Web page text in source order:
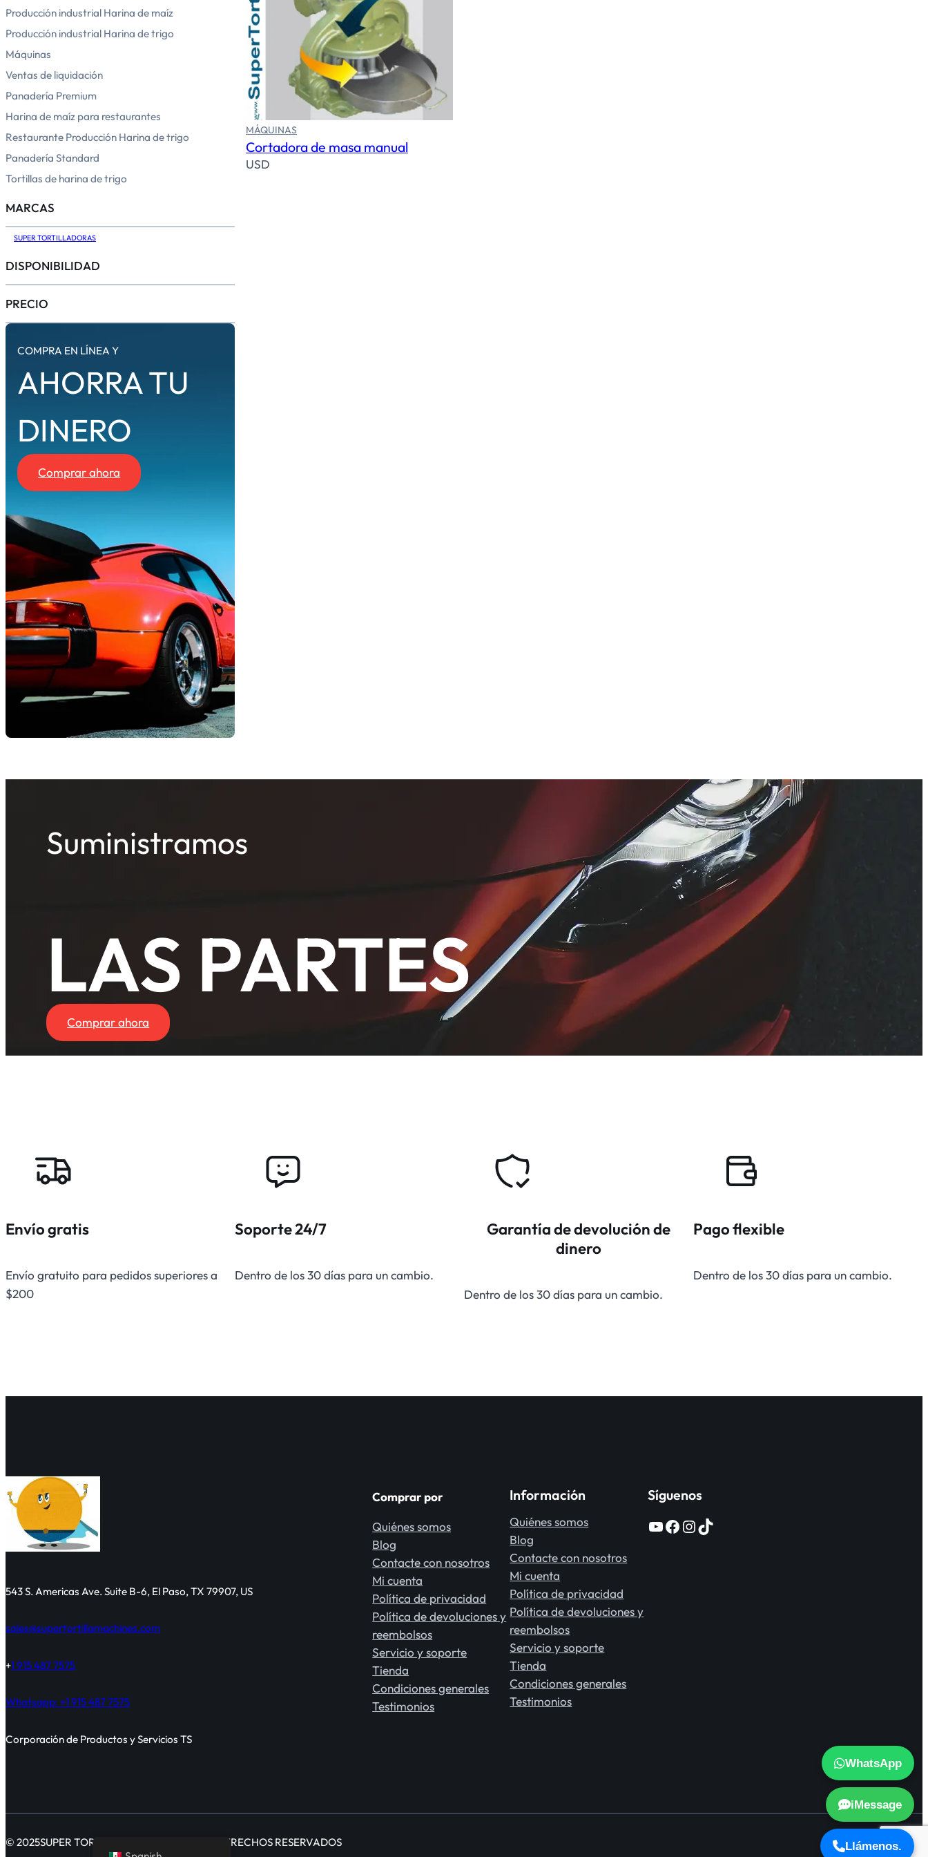
WhatsApp
iMessage
Llámenos.
Producción industrial Harina de maíz
Producción industrial Harina de trigo
Máquinas
Ventas de liquidación
Panadería Premium
Harina de maíz para restaurantes
Restaurante Producción Harina de trigo
Panadería Standard
Tortillas de harina de trigo
MARCAS
SUPER TORTILLADORAS
DISPONIBILIDAD
PRECIO
COMPRA EN LÍNEA Y
AHORRA TU
DINERO
Comprar ahora
Leer más
MÁQUINAS
Cortadora de masa manual
USD
Suministramos
LAS PARTES
Comprar ahora
Envío gratis
Envío gratuito para pedidos superiores a
$200
Soporte 24/7
Dentro de los 30 días para un cambio.
Garantía de devolución de
dinero
Dentro de los 30 días para un cambio.
Pago flexible
Dentro de los 30 días para un cambio.
543 S. Americas Ave. Suite B-6, El Paso, TX 79907, US
sales@supertortillamachines.com
+1 915 487 7575
Whatsapp: +1 915 487 7575
Corporación de Productos y Servicios TS
Comprar por
Quiénes somos
Blog
Contacte con nosotros
Mi cuenta
Política de privacidad
Política de devoluciones y
reembolsos
Servicio y soporte
Tienda
Condiciones generales
Testimonios
Información
Quiénes somos
Blog
Contacte con nosotros
Mi cuenta
Política de privacidad
Política de devoluciones y
reembolsos
Servicio y soporte
Tienda
Condiciones generales
Testimonios
Síguenos
© 2025SUPER TORTILLADORAS
TODOS LOS DERECHOS RESERVADOS